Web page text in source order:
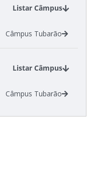
Listar Câmpus
Câmpus Tubarão
Listar Câmpus
Câmpus Tubarão